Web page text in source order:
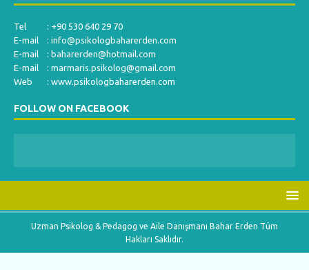
Tel : +90 530 640 29 70
E-mail : info@psikologbaharerden.com
E-mail : baharerden@hotmail.com
E-mail : marmaris.psikolog@gmail.com
Web : www.psikologbaharerden.com
FOLLOW ON FACEBOOK
Uzman Psikolog & Pedagog ve Aile Danışmanı Bahar Erden Tüm
Hakları Saklıdır.